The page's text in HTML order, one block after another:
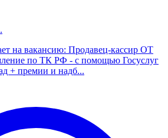
на вакансию: Продавец-кассир ОТ
по ТК РФ - с помощью Госуслуг
+ премии и надб...